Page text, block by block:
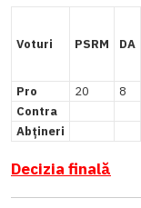
Voturi PSRM DA
Pro 20 8
Contra
Abțineri
Decizia finală